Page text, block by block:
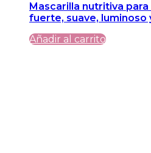
original
era:
49,99 €.
actual
es:
49,99 €.
Mascarilla nutritiva
fuerte, suave, luminoso
Añadir al carrito